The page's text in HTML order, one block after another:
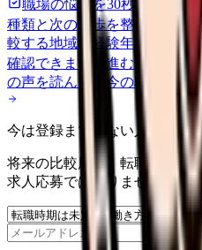
職場の悩みを30秒で診断
辞
種類と次の一歩を整理します。
較する地域・経験年数・施設
確認できます。
進む 匿名
の声を読んで、今の職場だけ
今は登録までしない人向け:
将来の比較用に、転職時期と
求人応募ではありません。